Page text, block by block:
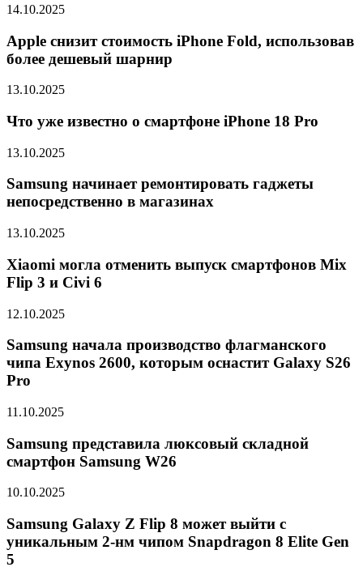
14.10.2025
Apple снизит стоимость iPhone Fold, использовав
более дешевый шарнир
13.10.2025
Что уже известно о смартфоне iPhone 18 Pro
13.10.2025
Samsung начинает ремонтировать гаджеты
непосредственно в магазинах
13.10.2025
Xiaomi могла отменить выпуск смартфонов Mix
Flip 3 и Civi 6
12.10.2025
Samsung начала производство флагманского
чипа Exynos 2600, которым оснастит Galaxy S26
Pro
11.10.2025
Samsung представила люксовый складной
смартфон Samsung W26
10.10.2025
Samsung Galaxy Z Flip 8 может выйти с
уникальным 2-нм чипом Snapdragon 8 Elite Gen
5